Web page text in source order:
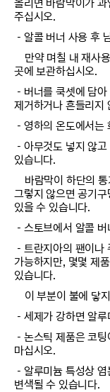
올리면 바람막이가
주십시오.
－알콜 버너 사용 후
만약 며칠 내 재사
곳에 보관하십시오.
－버너를 쿡셋에 담
제거하거나 흔들리지
－영하의 온도에서
－아무것도 넣지 않
있습니다.
바람막이 하단의 통
그렇지 않으면 공기
있을 수 있습니다.
－스토브에서 알콜
－트란지아의 팬이
가능하지만, 몇몇 제
있습니다.
이 부분이 불에 닿
－세제가 강하면 알
－논스틱 제품은 코
마십시오.
－알루미늄 특성상
변색될 수 있습니다.